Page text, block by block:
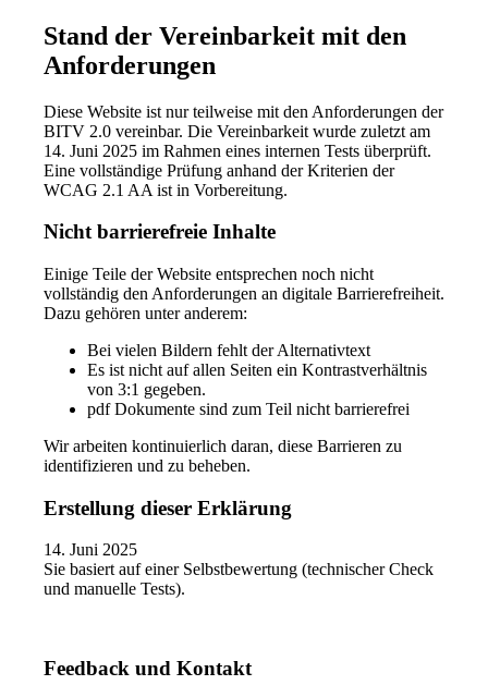
Stand der Vereinbarkeit mit den
Anforderungen
Diese Website ist nur teilweise mit den Anforderungen der
BITV 2.0 vereinbar. Die Vereinbarkeit wurde zuletzt am
14. Juni 2025 im Rahmen eines internen Tests überprüft.
Eine vollständige Prüfung anhand der Kriterien der
WCAG 2.1 AA ist in Vorbereitung.
Nicht barrierefreie Inhalte
Einige Teile der Website entsprechen noch nicht
vollständig den Anforderungen an digitale Barrierefreiheit.
Dazu gehören unter anderem:
Bei vielen Bildern fehlt der Alternativtext
Es ist nicht auf allen Seiten ein Kontrastverhältnis
von 3:1 gegeben.
pdf Dokumente sind zum Teil nicht barrierefrei
Wir arbeiten kontinuierlich daran, diese Barrieren zu
identifizieren und zu beheben.
Erstellung dieser Erklärung
14. Juni 2025
Sie basiert auf einer Selbstbewertung (technischer Check
und manuelle Tests).
Feedback und Kontakt